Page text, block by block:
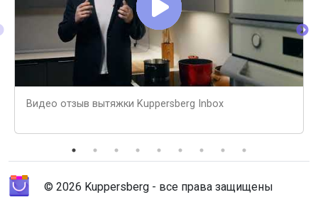
Видео отзыв вытяжки Kuppersberg Inbox
© 2026 Kuppersberg - все права защищены